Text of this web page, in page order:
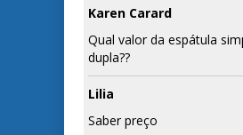
Karen Carard
Qual valor da espátula
dupla??
Lilia
Saber preço